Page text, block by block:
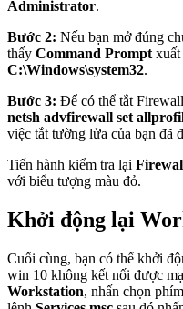
Administrator.
Bước 2: Nếu bạn mở đúng
thấy Command Prompt
C:\Windows\system32.
Bước 3: Để có thể tắt
netsh advfirewall set
việc tắt tường lửa của bạn đã
Tiến hành kiểm tra lại
với biểu tượng màu đỏ.
Khởi động lại
Cuối cùng, bạn có thể khởi
win 10 không kết nối được
Workstation, nhấn chọn phím